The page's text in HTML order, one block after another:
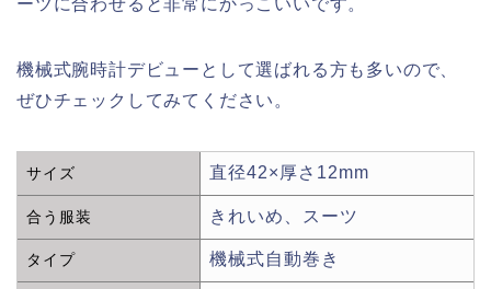
ーツに合わせると非常にかっこいいです。
機械式腕時計デビューとして選ばれる方も多いので、
ぜひチェックしてみてください。
サイズ 直径42×厚さ12mm
合う服装 きれいめ、スーツ
タイプ 機械式自動巻き